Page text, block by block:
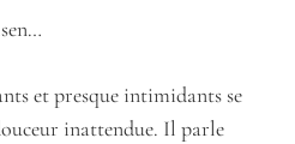
et presque intimidants se
inattendue. Il parle